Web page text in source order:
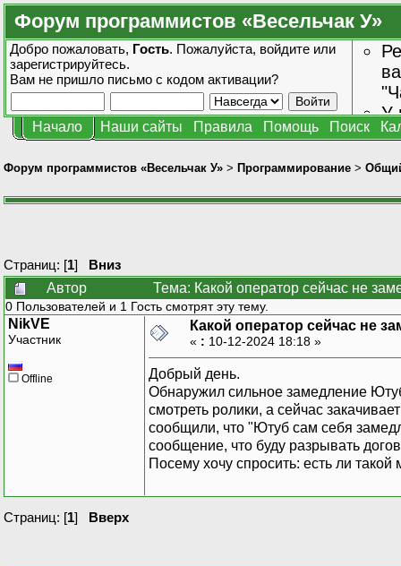
Форум программистов «Весельчак У»
Добро пожаловать, Гость. Пожалуйста, войдите или
зарегистрируйтесь.
Вам не пришло письмо с кодом активации?
У
Начало Наши сайты Правила Помощь Поиск
Форум программистов «Весельчак У» > Программирование >
Страниц: [1] Вниз
Автор
Тема: Какой оператор сейчас не
0 Пользователей и 1 Гость смотрят эту тему.
NikVE
Участник
Offline
Какой оператор сейчас не
« : 10-12-2024 18:18 »
Добрый день.
Обнаружил сильное замедление
смотреть ролики, а сейчас
сообщили, что "Ютуб сам себя
сообщение, что буду разрывать
Посему хочу спросить: есть ли
Страниц: [1] Вверх